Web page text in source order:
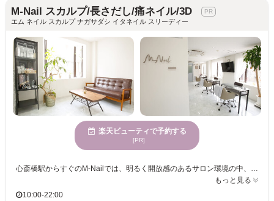
M-Nail スカルプ/長さだし/痛ネイル/3D
エム ネイル スカルプ ナガサダシ イタネイル スリーディー
楽天ビューティで予約する
[PR]
心斎橋駅からすぐのM-Nailでは、明るく開放感のあるサロン環境の中、豊富なデザインの中から心に響くネイルをお楽しみいただけます。特に長さだしやスカルプならお任せください。お客様一人ひとりの個性を引き出すために、持ち込みデザインの対応も可能です。個室完備で、プライベートな空間での施術を受けたい方にもぴったり。お友達と一緒に来店し、ネイルを楽しむこともできます。さらに、ハンドとフットの同時施術も可能なため、時間を有効に使うことができ、多忙な方にも最適です。お直し期間を10日間設けているため、安心してご利用いただけるのも魅力の一つです。幅広い年齢の方々に愛されている当サロンで、自分だけの特別な時間をお過ごしください。
もっと見る
10:00-22:00